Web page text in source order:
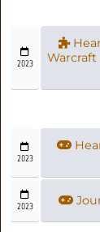
2023
Warcraft
2023
2023